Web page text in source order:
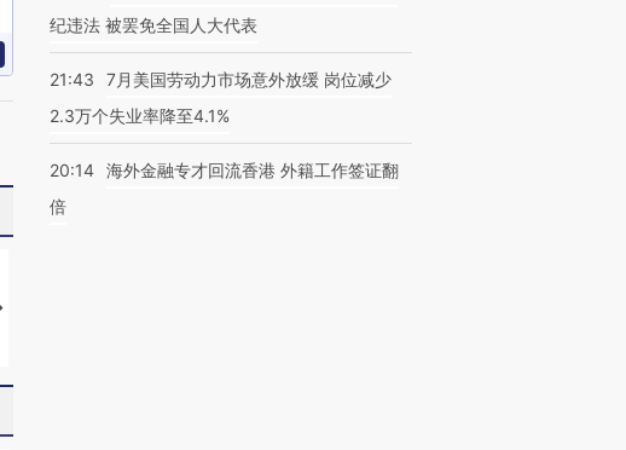
马航飞行员跨国走私7万
纪违法 被罢免全国人大代表
21:43
7月美国劳动力市场意外放缓 岗位减少
2.3万个失业率降至4.1%
20:14 海外金融专才回流香港 外籍工作签证翻
倍